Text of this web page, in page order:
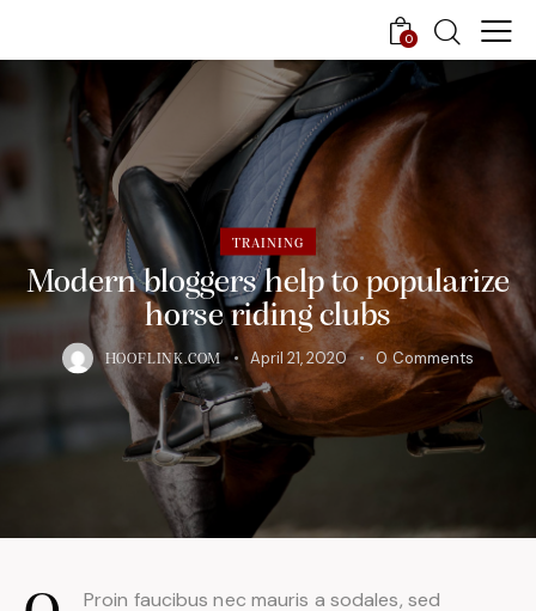
0
TRAINING
Modern bloggers help to popularize
horse riding clubs
HOOFLINK.COM April 21, 2020 0 Comments
Proin faucibus nec mauris a sodales, sed